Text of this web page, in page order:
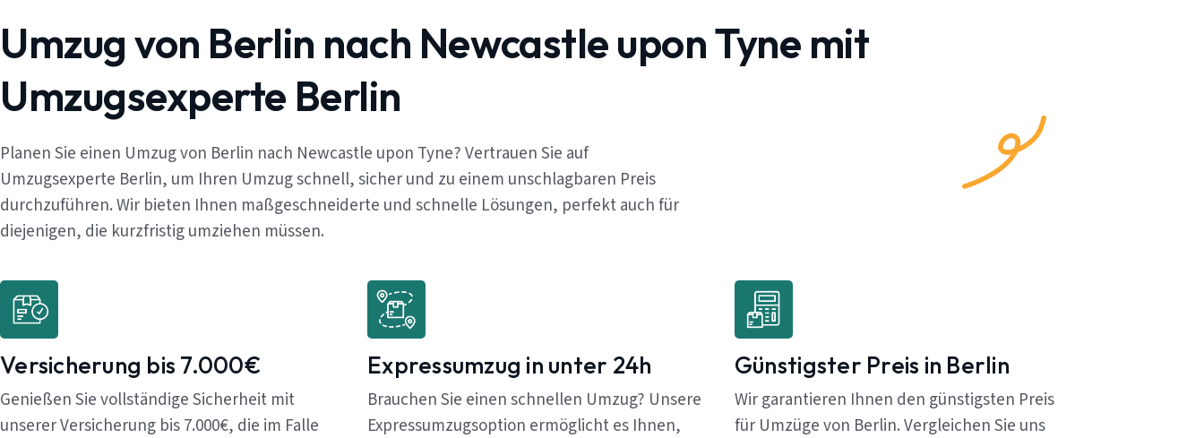
Umzug von Berlin nach Newcastle upon Tyne mit
Umzugsexperte Berlin
Planen Sie einen Umzug von Berlin nach Newcastle upon Tyne? Vertrauen Sie auf
Umzugsexperte Berlin, um Ihren Umzug schnell, sicher und zu einem unschlagbaren Preis
durchzuführen. Wir bieten Ihnen maßgeschneiderte und schnelle Lösungen, perfekt auch für
diejenigen, die kurzfristig umziehen müssen.
Versicherung bis 7.000€
Genießen Sie vollständige Sicherheit mit
unserer Versicherung bis 7.000€, die im Falle
Expressumzug in unter 24h
Brauchen Sie einen schnellen Umzug? Unsere
Expressumzugsoption ermöglicht es Ihnen,
Günstigster Preis in Berlin
Wir garantieren Ihnen den günstigsten Preis
für Umzüge von Berlin. Vergleichen Sie uns